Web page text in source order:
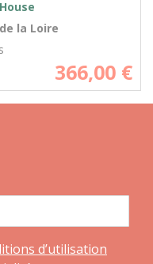
la Loire
366,00 €
d’utilisation